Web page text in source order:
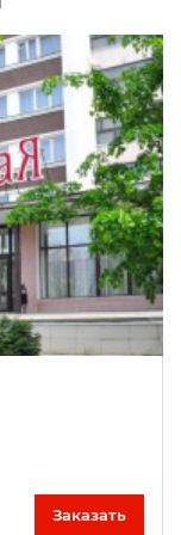
Заказать